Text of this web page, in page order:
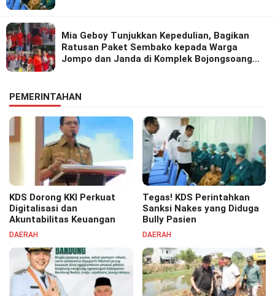
Mia Geboy Tunjukkan Kepedulian, Bagikan
Ratusan Paket Sembako kepada Warga
Jompo dan Janda di Komplek Bojongsoang
PEMERINTAHAN
KDS Dorong KKI Perkuat
Digitalisasi dan
Akuntabilitas Keuangan
DAERAH
Tegas! KDS Perintahkan
Sanksi Nakes yang Diduga
Bully Pasien
DAERAH